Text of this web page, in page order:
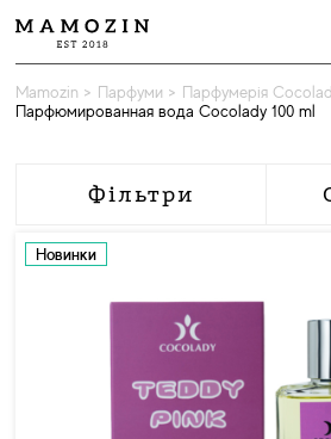
Mamozin > Парфуми > Парфумерія
Парфюмированная вода Cocolady 100 ml
Фільтри
Новинки